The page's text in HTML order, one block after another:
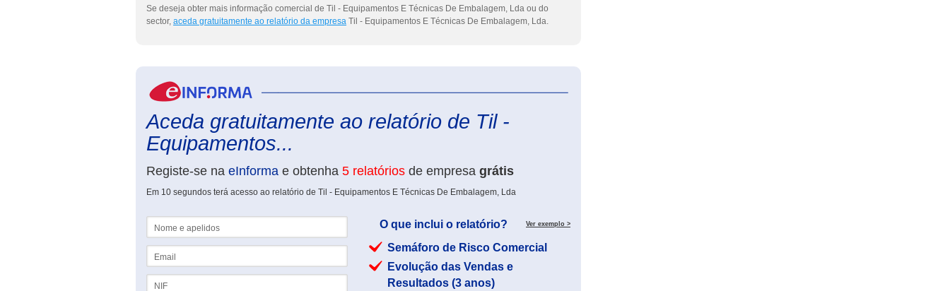
Se deseja obter mais informação comercial de Til - Equipamentos E Técnicas De Embalagem, Lda ou do
sector, aceda gratuitamente ao relatório da empresa Til - Equipamentos E Técnicas De Embalagem, Lda.
Aceda gratuitamente ao relatório de Til -
Equipamentos...
Registe-se na eInforma e obtenha 5 relatórios de empresa grátis
Em 10 segundos terá acesso ao relatório de Til - Equipamentos E Técnicas De Embalagem, Lda
O que inclui o relatório? Ver exemplo >
Semáforo de Risco Comercial
Evolução das Vendas e
Resultados (3 anos)